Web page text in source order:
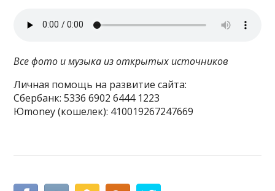
Все фото и музыка из открытых источников
Личная помощь на развитие сайта:
Сбербанк: 5336 6902 6444 1223
Юmoney (кошелек): 410019267247669